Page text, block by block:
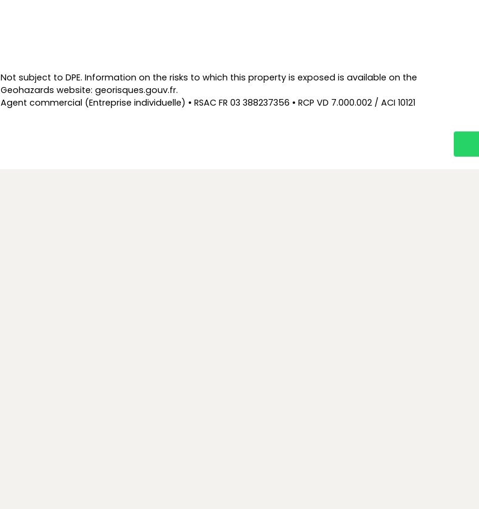
Not subject to DPE. Information on the risks to which this property is exposed is available on the
Geohazards website: georisques.gouv.fr.
Agent commercial (Entreprise individuelle) • RSAC FR 03 388237356 • RCP VD 7.000.002 / ACI 10121